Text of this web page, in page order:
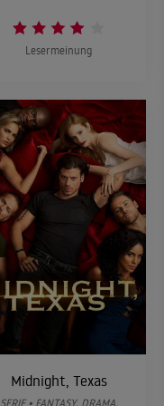
Lesermeinung
Midnight, Texas
SERIE • FANTASY, DRAMA,